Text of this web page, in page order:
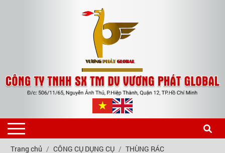
Trang chủ CÔNG CỤ DỤNG CỤ
THÙNG RÁC